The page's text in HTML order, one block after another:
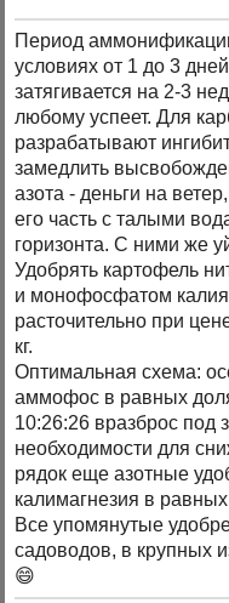
Период
условиях от 1 до 3
затягивается на 2-3
любому успеет. Для
разрабатывают
замедлить
азота - деньги на
его часть с талыми
горизонта. С ними же
Удобрять картофель
и монофосфатом
расточительно при
кг.
Оптимальная схема:
аммофос в равных
10:26:26 вразброс под
необходимости для
рядок еще азотные
калимагнезия в
Все упомянутые
садоводов, в крупных
😄